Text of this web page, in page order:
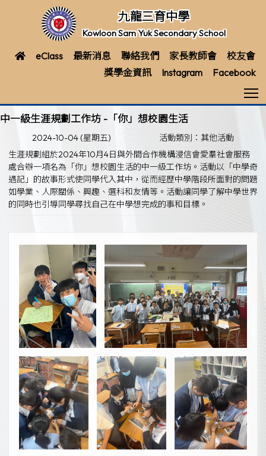
九龍三育中學
Kowloon Sam Yuk Secondary School
eClass 最新消息 聯絡我們 家長教師會
校友會
獎學金資訊
Instagram Facebook
中一級生涯規劃工作坊 -「你」想校園生活
2024-10-04 (星期五)
活動類別：其他活動
生涯規劃組於2024年10月4日與外間合作機構浸信會愛羣社會服務
處合辦一項名為「你」想校園生活的中一級工作坊。活動以「中學奇
遇記」的故事形式使同學代入其中，從而經歷中學階段所面對的問題
如學業、人際關係、興趣、選科和友情等。活動讓同學了解中學世界
的同時也引導同學尋找自己在中學想完成的事和目標。